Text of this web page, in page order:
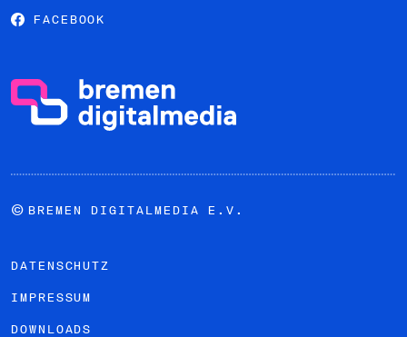
FACEBOOK
© BREMEN DIGITALMEDIA E.V.
DATENSCHUTZ
IMPRESSUM
DOWNLOADS